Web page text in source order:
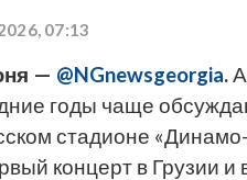
07:13
— @NGnewsgeorgia.
годы чаще
стадионе
концерт в Грузии